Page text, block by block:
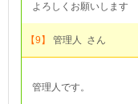
よろしくお願いします
【9】 管理人 さん
管理人です。